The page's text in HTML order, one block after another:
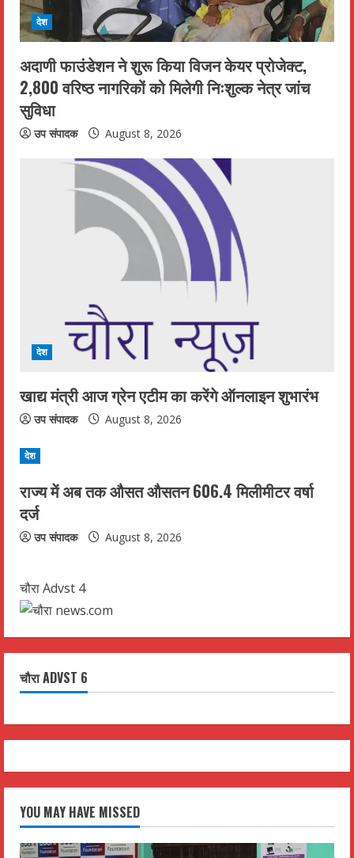
d
i
n
g
देश
अदाणी फाउंडेशन ने शुरू किया विजन केयर प्रोजेक्ट,
2,800 वरिष्ठ नागरिकों को मिलेगी निःशुल्क नेत्र जांच
सुविधा
उप संपादक August 8, 2026
देश
खाद्य मंत्री आज ग्रेन एटीम का करेंगे ऑनलाइन शुभारंभ
उप संपादक August 8, 2026
देश
राज्य में अब तक औसत औसतन 606.4 मिलीमीटर वर्षा
दर्ज
उप संपादक August 8, 2026
चौरा Advst 4
चौरा ADVST 6
YOU MAY HAVE MISSED